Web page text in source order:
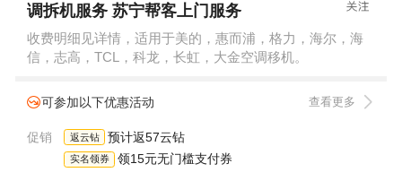
调拆机服务 苏宁帮客上门服务
收费明细见详情，适用于美的，惠而浦，格力，海尔，海
信，志高，TCL，科龙，长虹，大金空调移机。
可参加以下优惠活动 查看更多
促销 返云钻 预计返57云钻
实名领券 领15元无门槛支付券